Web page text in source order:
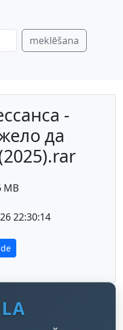
meklēšana
-
да
MB
22:30:14